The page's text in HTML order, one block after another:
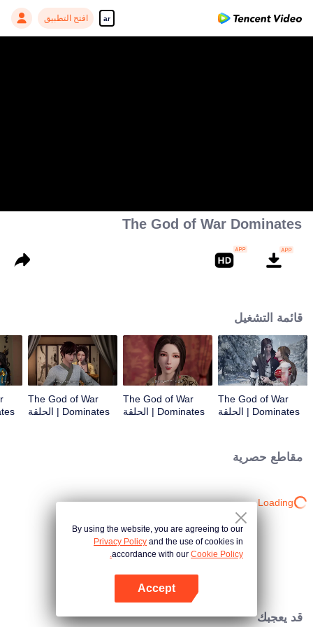
ar افتح التطبيق
The God of War Dominates
قائمة التشغيل
The God of War
Dominates | الحلقة
The God of War
Dominates | الحلقة
The God of War
Dominates | الحلقة
مقاطع حصرية
Loading…
قد يعجبك
By using the website, you are agreeing to our
Privacy Policy and the use of cookies in
accordance with our Cookie Policy.
Accept